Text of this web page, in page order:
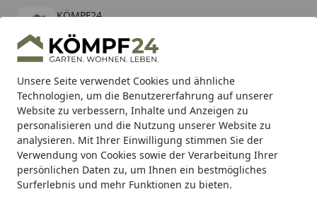
Unsere Seite verwendet Cookies und ähnliche
Technologien, um die Benutzererfahrung auf unserer
Website zu verbessern, Inhalte und Anzeigen zu
personalisieren und die Nutzung unserer Website zu
analysieren. Mit Ihrer Einwilligung stimmen Sie der
Verwendung von Cookies sowie der Verarbeitung Ihrer
persönlichen Daten zu, um Ihnen ein bestmögliches
Surferlebnis und mehr Funktionen zu bieten.
KÖMPF24
kostenlos - Im App Store
Hotline
Alle Produkte
Mein Konto
Suchen
Karibu Pools inkl. gratis Sandfilteranlage & Pool-
Starterset (Gesamtwert bis 468,99€)